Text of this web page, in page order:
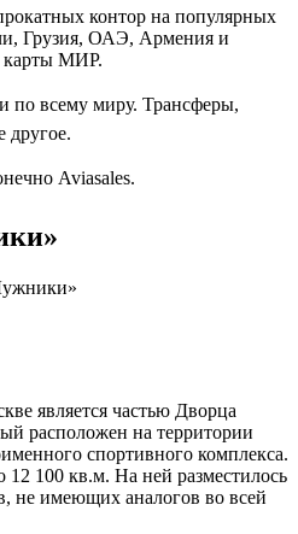
контор на популярных
Грузия, ОАЭ, Армения и
карты МИР.
по всему миру. Трансферы,
другое.
Aviasales.
является частью Дворца
расположен на территории
спортивного комплекса.
100 кв.м. На ней разместилось
не имеющих аналогов во всей